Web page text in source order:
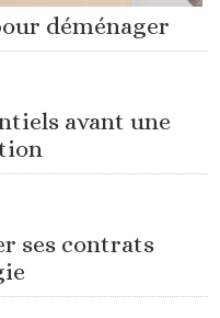
déménager
avant une
ses contrats